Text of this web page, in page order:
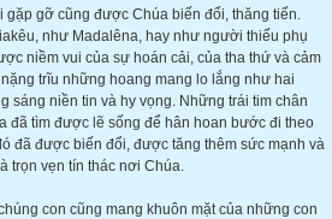
gặp gỡ cũng được Chúa biến đổi, thăng tiến.
như Madalêna, hay như người thiếu phụ
niềm vui của sự hoán cải, của tha thứ và cảm
trĩu những hoang mang lo lắng như hai
sáng niền tin và hy vọng. Những trái tim chân
đã tìm được lẽ sống để hân hoan bước đi theo
đã được biến đổi, được tăng thêm sức mạnh và
trọn vẹn tín thác nơi Chúa.
con cũng mang khuôn mặt của những con